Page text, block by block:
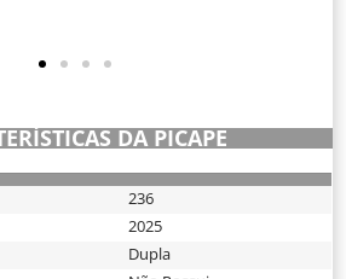
DA PICAPE
236
2025
Dupla